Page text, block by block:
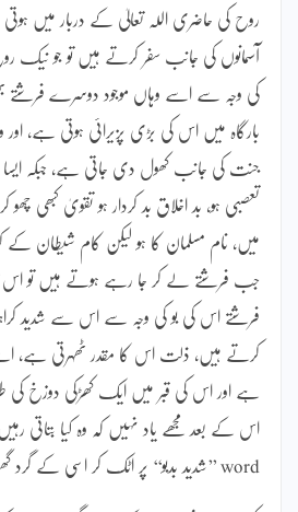
روح کی حاضری اللہ تعالیٰ کے دربار میں ہوتی
آسمانوں کی جانب سفر کرتے ہیں تو جو نیک
کی وجہ سے اسے وہاں موجود دوسرے فرشتے
بارگاہ میں اس کی بڑی پزیرائی ہوتی ہے، اور
جنت کی جانب کھول دی جاتی ہے، جبکہ ایسا
تعصبی ہو، بد اخلاق بد کردار ہو تقویٰ کبھی چھو
میں، نام مسلمان کا ہو لیکن کام شیطان کے
جب فرشتے لے کر جا رہے ہوتے ہیں تو اس
فرشتے اس کی بو کی وجہ سے اس سے شدید
کرتے ہیں، ذلت اس کا مقدر ٹھہرتی ہے،
ہے اور اس کی قبر میں ایک کھڑکی دوزخ
word ’’شدید بدبو‘‘ پر اٹک کر اسی کے گرد گھومنا شروع ہوگیا تھا۔